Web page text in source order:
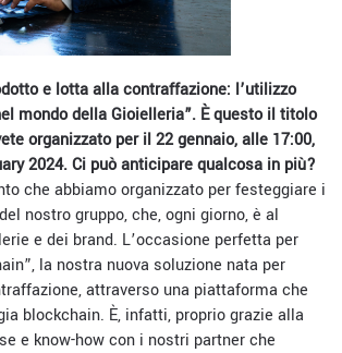
e lotta alla contraffazione: l’utilizzo
mondo della Gioielleria”. È questo il titolo
organizzato per il 22 gennaio, alle 17:00,
2024. Ci può anticipare qualcosa in più?
che abbiamo organizzato per festeggiare i
nostro gruppo, che, ogni giorno, è al
e dei brand. L’occasione perfetta per
la nostra nuova soluzione nata per
attraverso una piattaforma che
blockchain. È, infatti, proprio grazie alla
e know-how con i nostri partner che